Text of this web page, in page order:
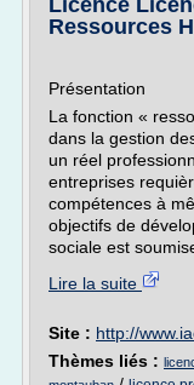
Licence
Ressources
Présentation
La fonction «
dans la gestion
un réel
entreprises
compétences à
objectifs de
sociale est
Lire la suite
Site : http://
Thèmes liés :